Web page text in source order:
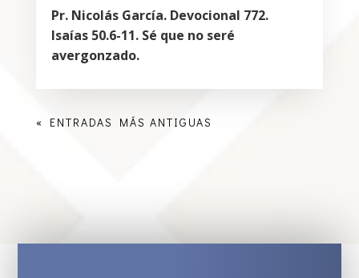
Pr. Nicolás García. Devocional 772.
Isaías 50.6-11. Sé que no seré
avergonzado.
« ENTRADAS MÁS ANTIGUAS